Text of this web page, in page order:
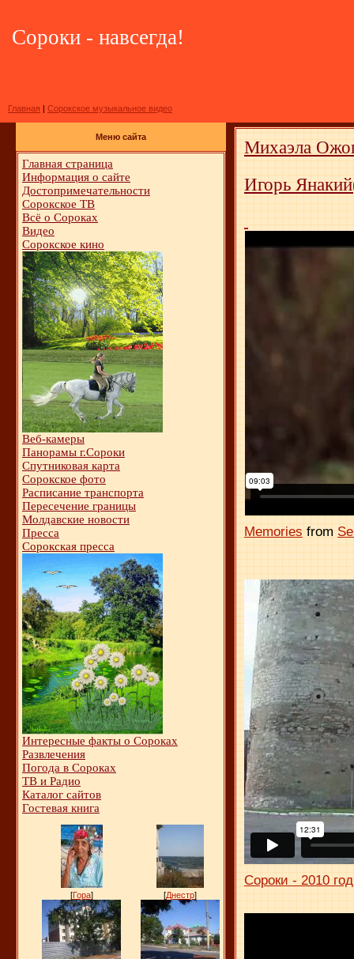
Сороки - навсегда!
Главная | Сорокское музыкальное видео
Меню сайта
Главная страница
Информация о сайте
Достопримечательности
Сорокское ТВ
Всё о Сороках
Видео
Сорокское кино
Веб-камеры
Панорамы г.Сороки
Спутниковая карта
Сорокское фото
Расписание транспорта
Пересечение границы
Молдавские новости
Пресса
Сорокская пресса
Интересные факты о Сороках
Развлечения
Погода в Сороках
ТВ и Радио
Каталог сайтов
Гостевая книга
[Гора] [Днестр]
Михаэла
Игорь
Memories from
Сороки - 2010 год